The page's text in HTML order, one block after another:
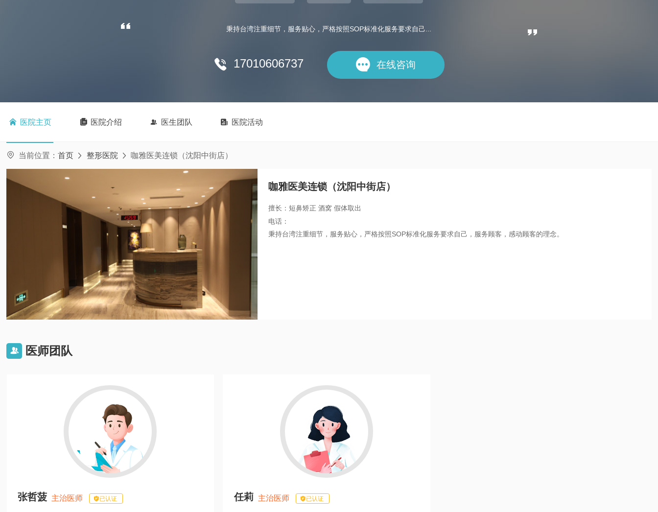
秉持台湾注重细节，服务贴心，严格按照SOP标准化服务要求自己...
 17010606737  在线咨询
 医院主页  医院介绍  医生团队  医院活动
 当前位置： 首页  整形医院  咖雅医美连锁（沈阳中街店）
咖雅医美连锁（沈阳中街店）
擅长：短鼻矫正 酒窝 假体取出
电话：
秉持台湾注重细节，服务贴心，严格按照SOP标准化服务要求自己，服务顾客，感动顾客的理念。
 医师团队
张哲菠 主治医师 已认证 任莉 主治医师 已认证